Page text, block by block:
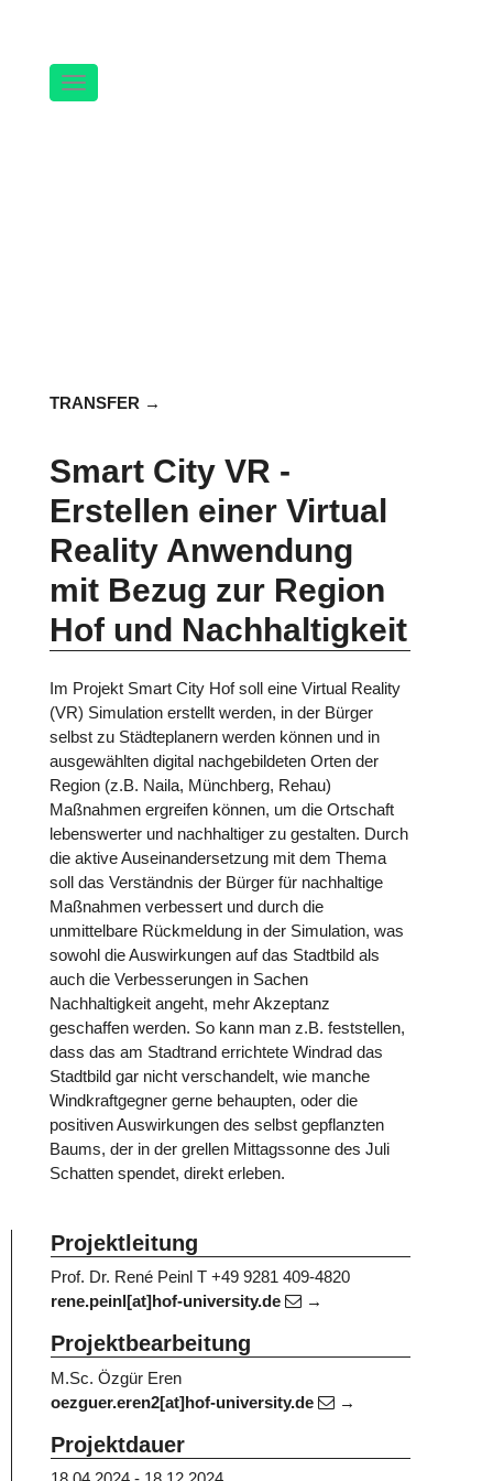
Navigation
TRANSFER
Smart City VR -
Erstellen einer Virtual
Reality Anwendung
mit Bezug zur Region
Hof und Nachhaltigkeit
Im Projekt Smart City Hof soll eine Virtual Reality
(VR) Simulation erstellt werden, in der Bürger
selbst zu Städteplanern werden können und in
ausgewählten digital nachgebildeten Orten der
Region (z.B. Naila, Münchberg, Rehau)
Maßnahmen ergreifen können, um die Ortschaft
lebenswerter und nachhaltiger zu gestalten. Durch
die aktive Auseinandersetzung mit dem Thema
soll das Verständnis der Bürger für nachhaltige
Maßnahmen verbessert und durch die
unmittelbare Rückmeldung in der Simulation, was
sowohl die Auswirkungen auf das Stadtbild als
auch die Verbesserungen in Sachen
Nachhaltigkeit angeht, mehr Akzeptanz
geschaffen werden. So kann man z.B. feststellen,
dass das am Stadtrand errichtete Windrad das
Stadtbild gar nicht verschandelt, wie manche
Windkraftgegner gerne behaupten, oder die
positiven Auswirkungen des selbst gepflanzten
Baums, der in der grellen Mittagssonne des Juli
Schatten spendet, direkt erleben.
Projektleitung
Prof. Dr. René Peinl T +49 9281 409-4820
rene.peinl[at]hof-university.de
Projektbearbeitung
M.Sc. Özgür Eren
oezguer.eren2[at]hof-university.de
Projektdauer